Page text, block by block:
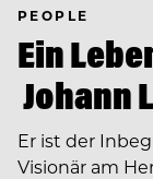
PEOPLE
Ein
Johann
Er ist der
Visionär am